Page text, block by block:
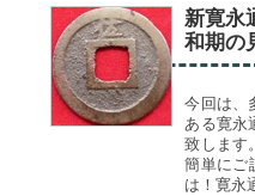
新寛
和期の
今回は、
ある寛永
致します
簡単に
は！寛永